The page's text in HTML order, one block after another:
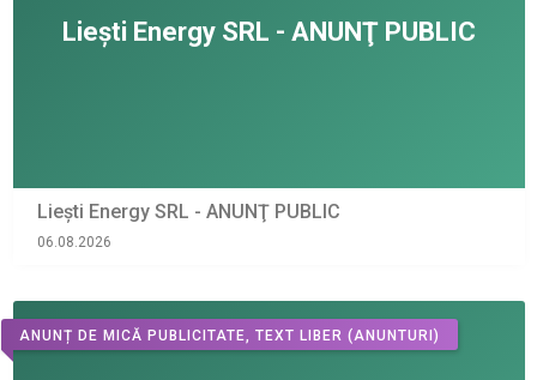
Liești Energy SRL - ANUNŢ PUBLIC
06.08.2026
ANUNȚ DE MICĂ PUBLICITATE, TEXT LIBER (ANUNTURI)